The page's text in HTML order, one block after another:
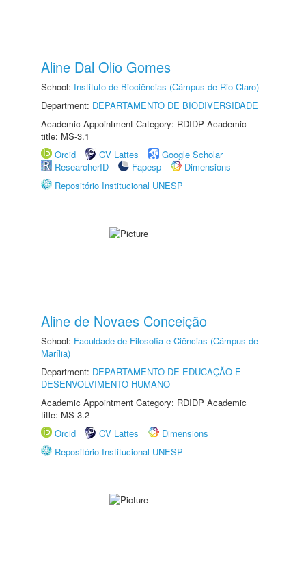
Aline Dal Olio Gomes
School: Instituto de Biociências (Câmpus de Rio Claro)
Department: DEPARTAMENTO DE BIODIVERSIDADE
Academic Appointment Category: RDIDP Academic
title: MS-3.1
Orcid
CV Lattes
Google Scholar
ResearcherID
Fapesp
Dimensions
Repositório Institucional UNESP
Aline de Novaes Conceição
School: Faculdade de Filosofia e Ciências (Câmpus de
Marília)
Department: DEPARTAMENTO DE EDUCAÇÃO E
DESENVOLVIMENTO HUMANO
Academic Appointment Category: RDIDP Academic
title: MS-3.2
Orcid
CV Lattes
Dimensions
Repositório Institucional UNESP